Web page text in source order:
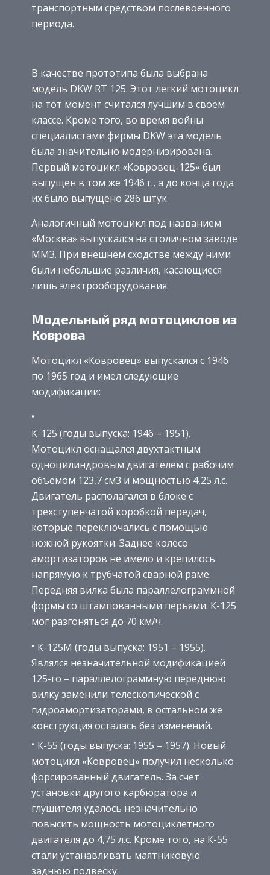
транспортным средством послевоенного
периода.
В качестве прототипа была выбрана
модель DKW RT 125. Этот легкий мотоцикл
на тот момент считался лучшим в своем
классе. Кроме того, во время войны
специалистами фирмы DKW эта модель
была значительно модернизирована.
Первый мотоцикл «Ковровец-125» был
выпущен в том же 1946 г., а до конца года
их было выпущено 286 штук.
Аналогичный мотоцикл под названием
«Москва» выпускался на столичном заводе
ММЗ. При внешнем сходстве между ними
были небольшие различия, касающиеся
лишь электрооборудования.
Модельный ряд мотоциклов из
Коврова
Мотоцикл «Ковровец» выпускался с 1946
по 1965 год и имел следующие
модификации:
К-125 (годы выпуска: 1946 – 1951).
Мотоцикл оснащался двухтактным
одноцилиндровым двигателем с рабочим
объемом 123,7 см3 и мощностью 4,25 л.с.
Двигатель располагался в блоке с
трехступенчатой коробкой передач,
которые переключались с помощью
ножной рукоятки. Заднее колесо
амортизаторов не имело и крепилось
напрямую к трубчатой сварной раме.
Передняя вилка была параллелограммной
формы со штампованными перьями. К-125
мог разгоняться до 70 км/ч.
К-125М (годы выпуска: 1951 – 1955).
Являлся незначительной модификацией
125-го – параллелограммную переднюю
вилку заменили телескопической с
гидроамортизаторами, в остальном же
конструкция осталась без изменений.
К-55 (годы выпуска: 1955 – 1957). Новый
мотоцикл «Ковровец» получил несколько
форсированный двигатель. За счет
установки другого карбюратора и
глушителя удалось незначительно
повысить мощность мотоциклетного
двигателя до 4,75 л.с. Кроме того, на К-55
стали устанавливать маятниковую
заднюю подвеску.